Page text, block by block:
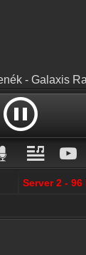
- Galaxis
Server 2 - 96